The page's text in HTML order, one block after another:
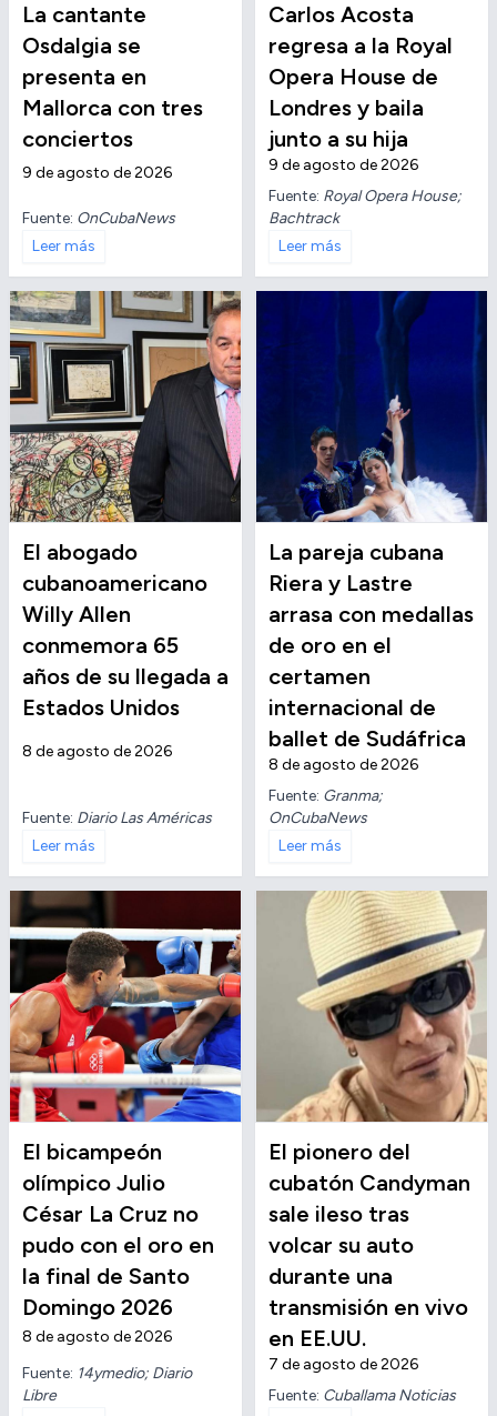
La cantante
Osdalgia se
presenta en
Mallorca con tres
conciertos
9 de agosto de 2026
Fuente: OnCubaNews
Leer más
Carlos Acosta
regresa a la Royal
Opera House de
Londres y baila
junto a su hija
9 de agosto de 2026
Fuente: Royal Opera House;
Bachtrack
Leer más
El abogado
cubanoamericano
Willy Allen
conmemora 65
años de su llegada a
Estados Unidos
8 de agosto de 2026
Fuente: Diario Las Américas
Leer más
La pareja cubana
Riera y Lastre
arrasa con medallas
de oro en el
certamen
internacional de
ballet de Sudáfrica
8 de agosto de 2026
Fuente: Granma;
OnCubaNews
Leer más
El bicampeón
olímpico Julio
César La Cruz no
pudo con el oro en
la final de Santo
Domingo 2026
8 de agosto de 2026
Fuente: 14ymedio; Diario
Libre
El pionero del
cubatón Candyman
sale ileso tras
volcar su auto
durante una
transmisión en vivo
en EE.UU.
7 de agosto de 2026
Fuente: Cuballama Noticias